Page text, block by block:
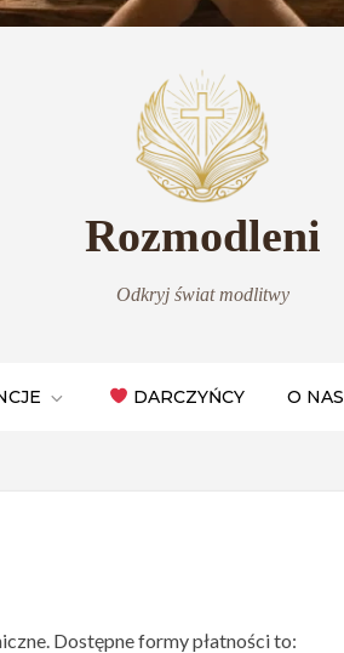
Rozmodleni
Odkryj świat modlitwy
DARCZYŃCY O NAS
Dostępne formy płatności to: